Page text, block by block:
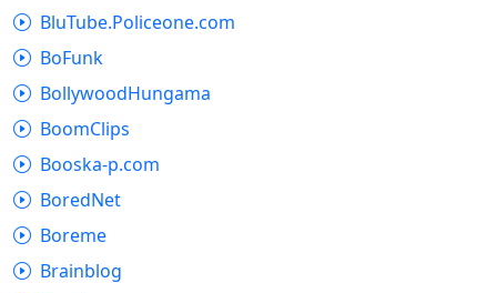
BluTube.Policeone.com
BoFunk
BollywoodHungama
BoomClips
Booska-p.com
BoredNet
Boreme
Brainblog